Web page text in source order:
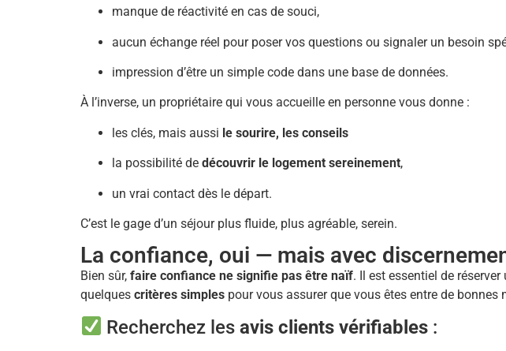
manque de réactivité en cas de souci,
aucun échange réel pour poser vos questions ou signaler un besoin
impression d’être un simple code dans une base de données.
À l’inverse, un propriétaire qui vous accueille en personne vous donne :
les clés, mais aussi le sourire, les conseils
la possibilité de découvrir le logement sereinement,
un vrai contact dès le départ.
C’est le gage d’un séjour plus fluide, plus agréable, serein.
La confiance, oui — mais avec
Bien sûr, faire confiance ne signifie pas être naïf. Il est essentiel de
quelques critères simples pour vous assurer que vous êtes entre de bonnes
Recherchez lesavis clients vérifiables :